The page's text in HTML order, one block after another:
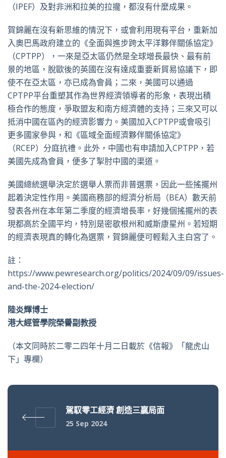
（IPEF）及對非洲和拉美的拉攏，都沒有什麼成果。
賀錦麗在沒有新思維的情況下，或會利用現有平台，重新加
入奧巴馬政府建立的《全面與進步跨太平洋夥伴關係協定》
（CPTPP），一來是亞太區仍然是全球增長最快、最有前
景的地區，脫歐後的英國在沒有達成重要新貿易協議下，即
使不在亞太區，亦已成為會員；二來，美國可以通過
CPTPP平台重塑其作為世界經濟領導者的形象，表現出積
極合作的態度，爭取盟友和南方經濟體的支持；三來又可以
抵消中國在區內的經濟影響力。美國加入CPTPP或會吸引
更多國家參與，和《區域全面經濟夥伴關係協定》
（RCEP）分庭抗禮。此外，中國也有申請加入CPTPP，若
美國先成為會員，便多了掣肘中國的渠道。
美國總統選舉決定於選舉人票而非普選票，因此一些搖擺州
起着決定性作用。美國商務部的經濟分析局（BEA）數天前
發表各州在本年第二季度的經濟增長率，好幾個搖擺州的表
現都高於全國平均，特別是密歇根州和威斯康星州。若短期
的經濟表現真的轉化為選票，賀錦麗便可輕鬆入主白宮了。
註：
https://www.pewresearch.org/politics/2024/09/09/issues-
and-the-2024-election/
陸炎輝博士
港大經管學院榮譽副教授
（本文同時於二零二四年十月二日載於《信報》「龍虎山
下」專欄）
駕馭零工經濟 創造三贏局面
25 Sep 2024